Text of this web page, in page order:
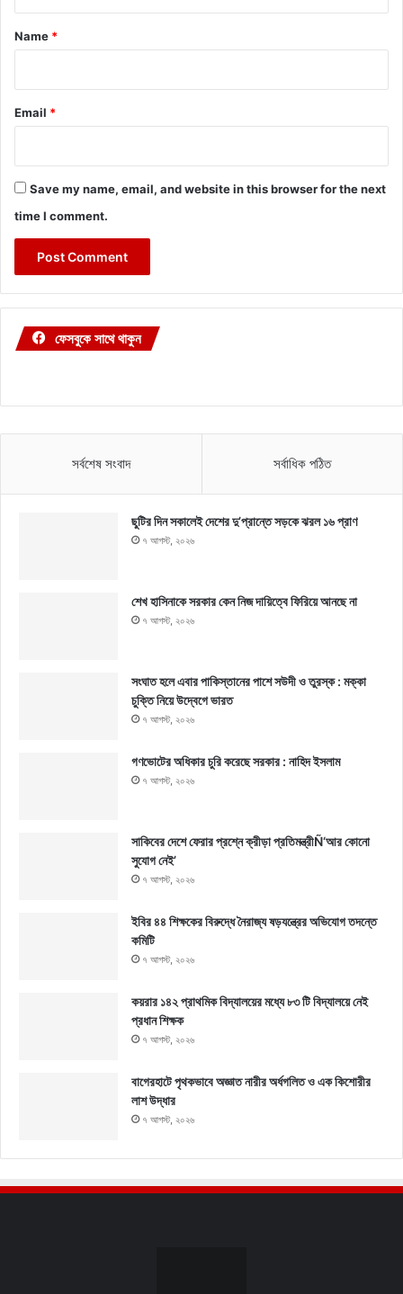
*
Name *
Email *
Save my name, email, and website in this browser for the next
time I comment.
ফেসবুকে সাথে থাকুন
সর্বশেষ সংবাদ সর্বাধিক পঠিত
ছুটির দিন সকালেই দেশের দু’প্রান্তে সড়কে ঝরল ১৬ প্রাণ
৭ আগস্ট, ২০২৬
শেখ হাসিনাকে সরকার কেন নিজ দায়িত্বে ফিরিয়ে আনছে না
৭ আগস্ট, ২০২৬
সংঘাত হলে এবার পাকিস্তানের পাশে সউদী ও তুরস্ক : মক্কা
চুক্তি নিয়ে উদ্বেগে ভারত
৭ আগস্ট, ২০২৬
গণভোটের অধিকার চুরি করেছে সরকার : নাহিদ ইসলাম
৭ আগস্ট, ২০২৬
সাকিবের দেশে ফেরার প্রশ্নে ক্রীড়া প্রতিমন্ত্রীÑ‘আর কোনো
সুযোগ নেই’
৭ আগস্ট, ২০২৬
ইবির ৪৪ শিক্ষকের বিরুদ্ধে নৈরাজ্য ষড়যন্ত্রের অভিযোগ তদন্তে
কমিটি
৭ আগস্ট, ২০২৬
কয়রার ১৪২ প্রাথমিক বিদ্যালয়ের মধ্যে ৮৩ টি বিদ্যালয়ে নেই
প্রধান শিক্ষক
৭ আগস্ট, ২০২৬
বাগেরহাটে পৃথকভাবে অজ্ঞাত নারীর অর্ধগলিত ও এক কিশোরীর
লাশ উদ্ধার
৭ আগস্ট, ২০২৬